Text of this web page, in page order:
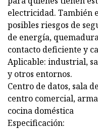
electricidad. También
posibles riesgos de
de energía,
contacto deficiente y
Aplicable: industrial,
y otros entornos.
Centro de datos, sala
centro comercial,
cocina doméstica
Especificación: